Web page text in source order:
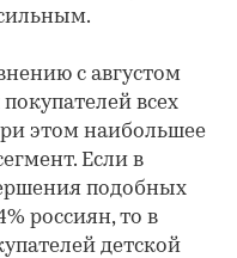
с августом
всех
этом наибольшее
Если в
подобных
россиян, то в
детской